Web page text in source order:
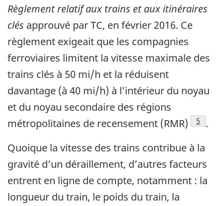
Règlement relatif aux trains et aux itinéraires
clés approuvé par TC, en février 2016. Ce
règlement exigeait que les compagnies
ferroviaires limitent la vitesse maximale des
trains clés à 50 mi/h et la réduisent
davantage (à 40 mi/h) à l’intérieur du noyau
et du noyau secondaire des régions
métropolitaines de recensement (RMR)
Note
5 .
Quoique la vitesse des trains contribue à la
gravité d’un déraillement, d’autres facteurs
entrent en ligne de compte, notamment : la
longueur du train, le poids du train, la